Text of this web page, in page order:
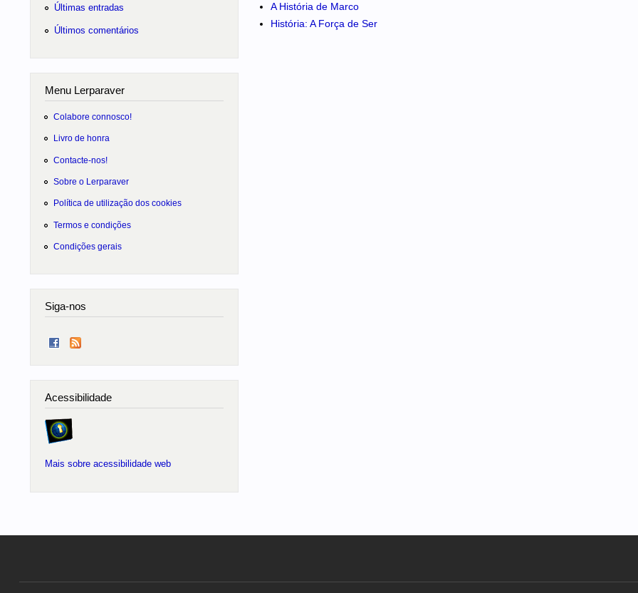
A História de Marco
História: A Força de Ser
Últimas entradas
Últimos comentários
Menu Lerparaver
Colabore connosco!
Livro de honra
Contacte-nos!
Sobre o Lerparaver
Política de utilização dos cookies
Termos e condições
Condições gerais
Siga-nos
Acessibilidade
Mais sobre acessibilidade web